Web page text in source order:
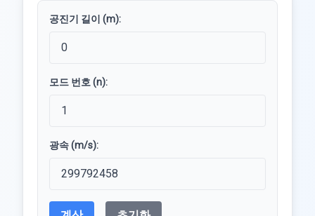
공진기 길이 (m):
모드 번호 (n):
광속 (m/s):